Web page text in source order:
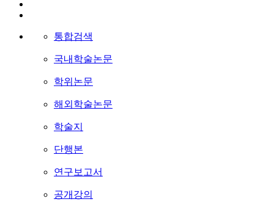
통합검색
국내학술논문
학위논문
해외학술논문
학술지
단행본
연구보고서
공개강의